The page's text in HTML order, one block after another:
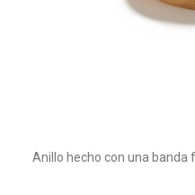
Anillo hecho con una banda